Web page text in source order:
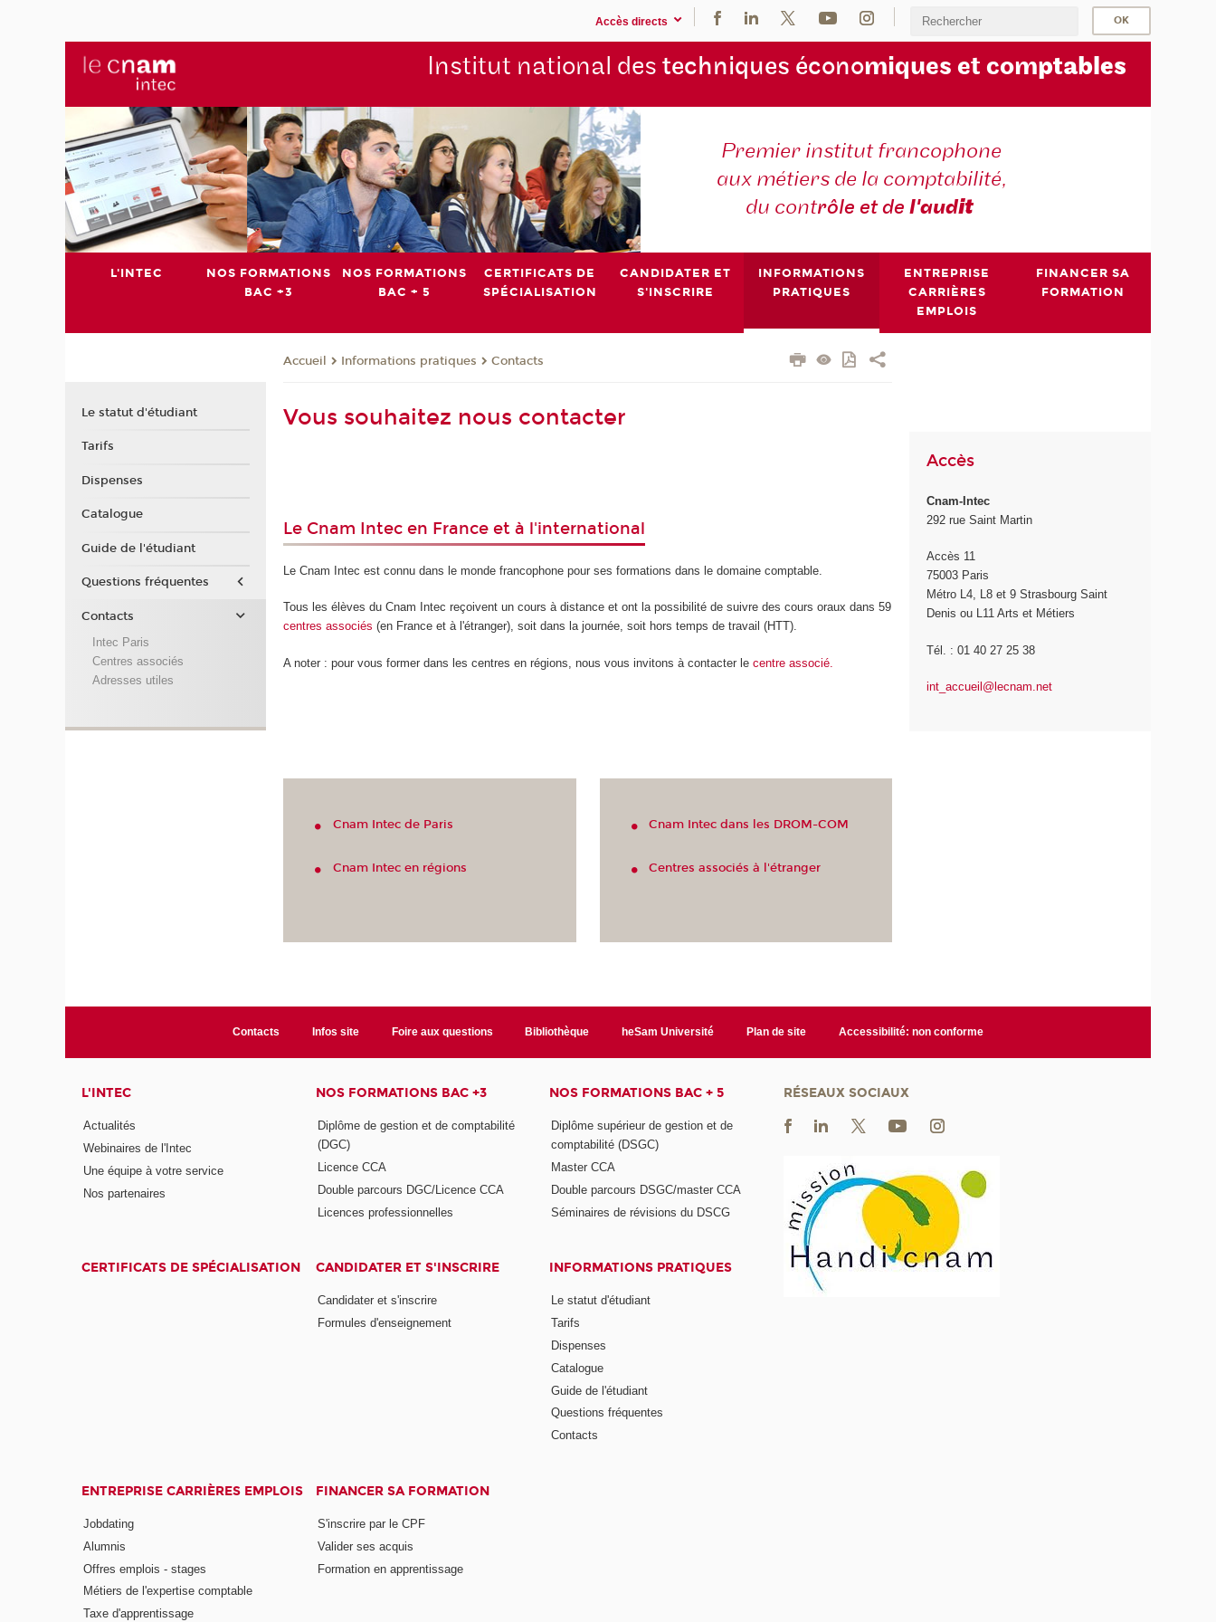
Accès directs
Institut national des techniques économiques et comptables
Premier institut francophone
aux métiers de la comptabilité,
du contrôle et del'audit
L'INTEC
NOS FORMATIONS
BAC +3
NOS FORMATIONS
BAC + 5
CERTIFICATS DE
SPÉCIALISATION
CANDIDATER ET
S'INSCRIRE
INFORMATIONS
PRATIQUES
ENTREPRISE
CARRIÈRES
EMPLOIS
FINANCER SA
FORMATION
Accueil Informations pratiques Contacts
Vous souhaitez nous contacter
Le Cnam Intec en France et à l'international
Le Cnam Intec est connu dans le monde francophone pour ses formations dans le domaine comptable.
Tous les élèves du Cnam Intec reçoivent un cours à distance et ont la possibilité de suivre des cours oraux dans 59
centres associés (en France et à l'étranger), soit dans la journée, soit hors temps de travail (HTT).
A noter : pour vous former dans les centres en régions, nous vous invitons à contacter lecentre associé.
Cnam Intec de Paris
Cnam Intec en régions
Cnam Intec dans les DROM-COM
Centres associés à l'étranger
Accès
Cnam-Intec
292 rue Saint Martin
Accès 11
75003 Paris
Métro L4, L8 et 9 Strasbourg Saint
Denis ou L11 Arts et Métiers
Tél. : 01 40 27 25 38
int_accueil@lecnam.net
Le statut d'étudiant
Tarifs
Dispenses
Catalogue
Guide de l'étudiant
Questions fréquentes
Contacts
Intec Paris
Centres associés
Adresses utiles
Contacts Infos site Foire aux questions Bibliothèque heSam Université Plan de site Accessibilité: non conforme
L'INTEC
Actualités
Webinaires de l'Intec
Une équipe à votre service
Nos partenaires
NOS FORMATIONS BAC +3
Diplôme de gestion et de comptabilité
(DGC)
Licence CCA
Double parcours DGC/Licence CCA
Licences professionnelles
NOS FORMATIONS BAC + 5
Diplôme supérieur de gestion et de
comptabilité (DSGC)
Master CCA
Double parcours DSGC/master CCA
Séminaires de révisions du DSCG
CERTIFICATS DE SPÉCIALISATION CANDIDATER ET S'INSCRIRE
Candidater et s'inscrire
Formules d'enseignement
INFORMATIONS PRATIQUES
Le statut d'étudiant
Tarifs
Dispenses
Catalogue
Guide de l'étudiant
Questions fréquentes
Contacts
ENTREPRISE CARRIÈRES EMPLOIS
Jobdating
Alumnis
Offres emplois - stages
Métiers de l'expertise comptable
Taxe d'apprentissage
FINANCER SA FORMATION
S'inscrire par le CPF
Valider ses acquis
Formation en apprentissage
RÉSEAUX SOCIAUX